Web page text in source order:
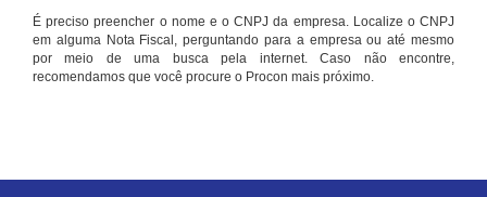
É preciso preencher o nome e o CNPJ da empresa. Localize o CNPJ
em alguma Nota Fiscal, perguntando para a empresa ou até mesmo
por meio de uma busca pela internet. Caso não encontre,
recomendamos que você procure o Procon mais próximo.